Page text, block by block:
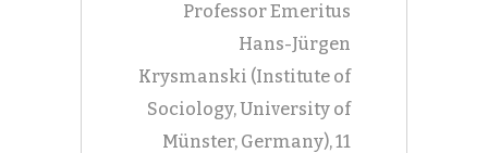
Professor Emeritus
Hans-Jürgen
Krysmanski (Institute of
Sociology, University of
Münster, Germany), 11